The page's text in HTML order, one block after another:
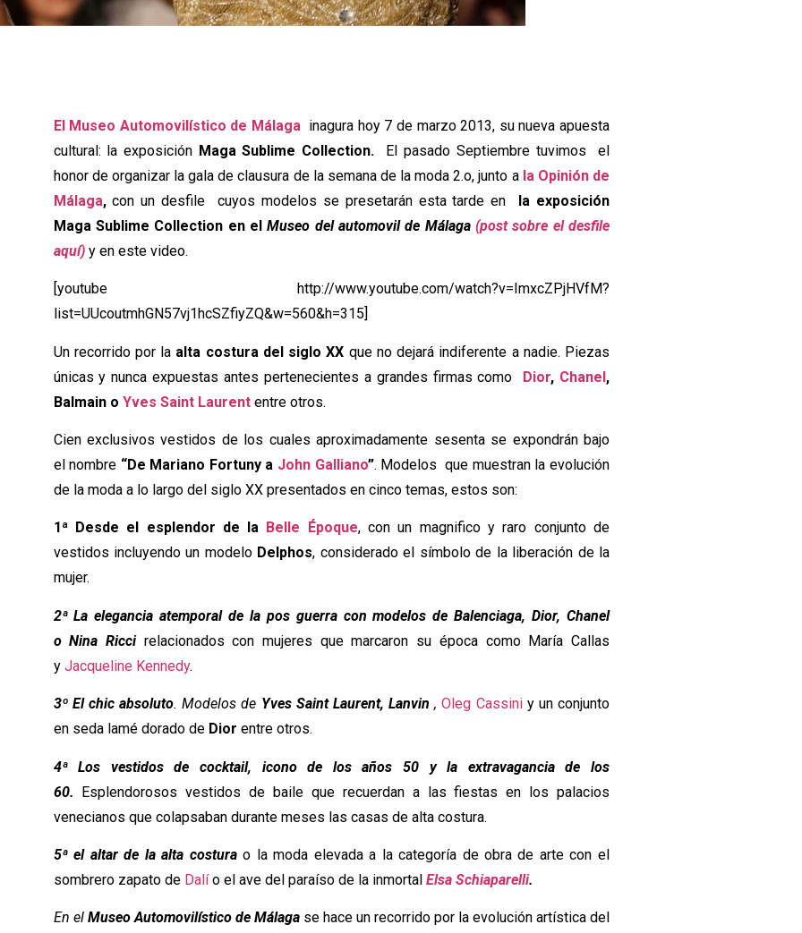
El Museo Automovilístico de Málagainagura hoy 7 de marzo 2013, su nueva apuesta
cultural: la exposición Maga Sublime Collection. El pasado Septiembre tuvimos
el
honor de organizar la gala de clausura de la semana de la moda 2.o, junto a la Opinión de
Málaga,con un desfile cuyos modelos se presetarán esta tarde en la exposición
Maga Sublime Collection en el Museo del automovil de Málaga (post sobre el desfile
aquí) y en este video.
[youtube http://www.youtube.com/watch?v=ImxcZPjHVfM?
list=UUcoutmhGN57vj1hcSZfiyZQ&w=560&h=315]
Un recorrido por la alta costura del siglo XX que no dejará indiferente a nadie. Piezas
únicas y nunca expuestas antes pertenecientes a grandes firmas como Dior, Chanel,
Balmain o Yves Saint Laurententre otros.
Cien exclusivos vestidos de los cuales aproximadamente sesenta se expondrán bajo
el nombre “De Mariano Fortuny a John Galliano”. Modelos que muestran la evolución
de la moda a lo largo del siglo XX presentados en cinco temas, estos son:
1ªDesde el esplendor de la Belle Époque, con un magnifico y raro conjunto de
vestidos incluyendo un modelo Delphos, considerado el símbolo de la liberación de la
mujer.
2ª La elegancia atemporal de la pos guerra con modelos de Balenciaga, Dior, Chanel
oNina Ricci relacionados con mujeres que marcaron su época como María Callas
y Jacqueline Kennedy.
3º El chic absoluto. Modelos de Yves Saint Laurent, Lanvin ,Oleg Cassiniy un conjunto
en seda lamé dorado de Dior entre otros.
4ª Los vestidos de cocktail, icono de los años 50 y la extravagancia de los
60. Esplendorosos vestidos de baile que recuerdan a las fiestas en los palacios
venecianos que colapsaban durante meses las casas de alta costura.
5ª el altar de la alta costurao la moda elevada a la categoría de obra de arte con el
sombrero zapato de Dalío el ave del paraíso de la inmortal Elsa Schiaparelli.
En el Museo Automovilístico de Málaga se hace un recorrido por la evolución artística del